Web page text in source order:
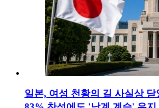
일본, 여성 천황의 길 사실상